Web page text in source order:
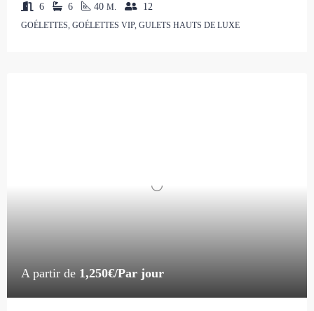
6 6 40 M. 12
GOÉLETTES, GOÉLETTES VIP, GULETS HAUTS DE LUXE
A partir de 1,250€/Par jour